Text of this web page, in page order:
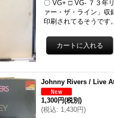
〇 VG+ □ VG- ７３年
ァー・ザ・ライン」
印刷されてるそうです
Johnny Rivers / Live
1,300円(税別)
(税込: 1,430円)